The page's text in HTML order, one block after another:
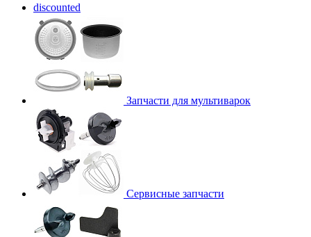
discounted
Запчасти для мультиварок
Сервисные запчасти